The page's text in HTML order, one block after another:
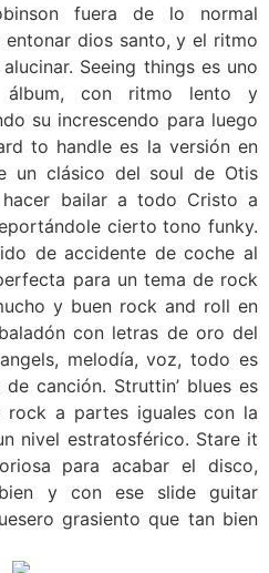
fuera de lo normal
entonar dios santo, y el ritmo
Seeing things es uno
con ritmo lento y
su increscendo para luego
to handle es la versión en
un clásico del soul de Otis
hacer bailar a todo Cristo a
cierto tono funky.
de accidente de coche al
para un tema de rock
y buen rock and roll en
con letras de oro del
melodía, voz, todo es
canción. Struttin’ blues es
rock a partes iguales con la
nivel estratosférico. Stare it
para acabar el disco,
y con ese slide guitar
grasiento que tan bien